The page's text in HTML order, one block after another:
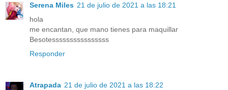
Serena Miles 21 de julio de 2021 a las 18:21
hola
me encantan, que mano tienes para maquillar
Besotessssssssssssssss
Responder
Atrapada 21 de julio de 2021 a las 18:22